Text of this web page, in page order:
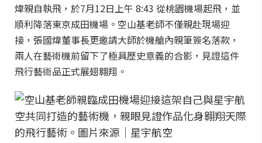
煒親自執飛，於7月12日上午 8:43 從桃園機場起飛，並
順利降落東京成田機場。空山基老師不僅親赴現場迎
接，張國煒董事長更邀請大師於機艙內親筆簽名落款，
兩人在藝術機前留下了極具歷史意義的合影，見證這件
飛行藝術品正式展翅翱翔。